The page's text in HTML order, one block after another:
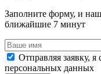
Заполните форму, и
ближайшие 7 минут
Отправляя заявку,
персональных данных